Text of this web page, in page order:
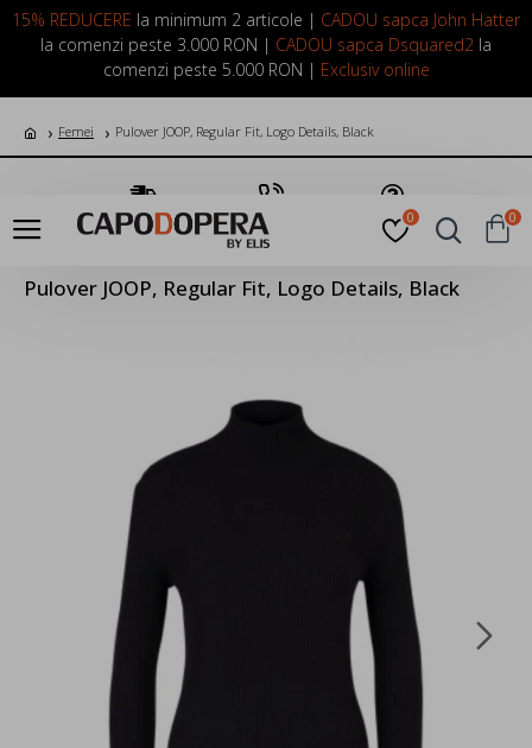
15% REDUCERE la minimum 2 articole | CADOU sapca John Hatter
la comenzi peste 3.000 RON | CADOU sapca Dsquared2 la
comenzi peste 5.000 RON | Exclusiv online
LOGIN INREGISTRARE
0 0
Femei Pulover JOOP, Regular Fit, Logo Details, Black
Transport Gratuit Suna Acum Pune o Intrebare
Pulover JOOP, Regular Fit, Logo Details, Black